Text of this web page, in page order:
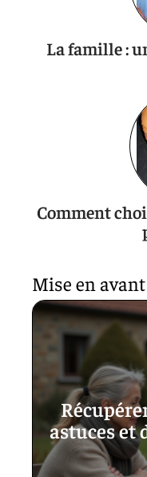
La famille :
Comment
Mise en avant
astuces et